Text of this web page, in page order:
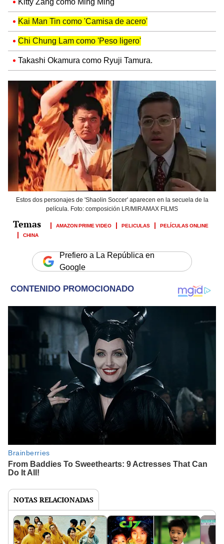
Kai Man Tin como 'Camisa de acero'
Chi Chung Lam como 'Peso ligero'
Takashi Okamura como Ryuji Tamura.
Estos dos personajes de 'Shaolin Soccer' aparecen en la secuela de la
película. Foto: composición LR/MIRAMAX FILMS
AMAZON PRIME VIDEO PELICULAS
PELÍCULAS ONLINE
CHINA
Prefiero a La República en
Google
NOTAS RELACIONADAS